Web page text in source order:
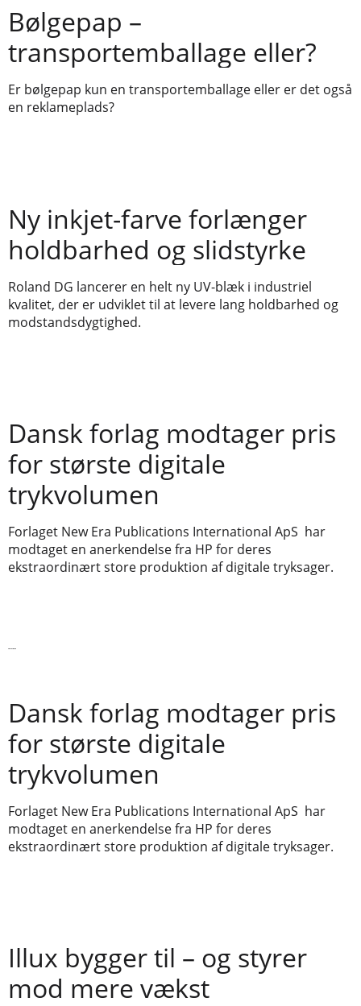
Bølgepap –
transportemballage eller?
Er bølgepap kun en transportemballage eller er det også
en reklameplads?
Ny inkjet-farve forlænger
holdbarhed og slidstyrke
Roland DG lancerer en helt ny UV-blæk i industriel
kvalitet, der er udviklet til at levere lang holdbarhed og
modstandsdygtighed.
Dansk forlag modtager pris
for største digitale
trykvolumen
Forlaget New Era Publications International ApS har
modtaget en anerkendelse fra HP for deres
ekstraordinært store produktion af digitale tryksager.
Dansk forlag modtager pris
for største digitale
trykvolumen
Forlaget New Era Publications International ApS har
modtaget en anerkendelse fra HP for deres
ekstraordinært store produktion af digitale tryksager.
Illux bygger til – og styrer
mod mere vækst